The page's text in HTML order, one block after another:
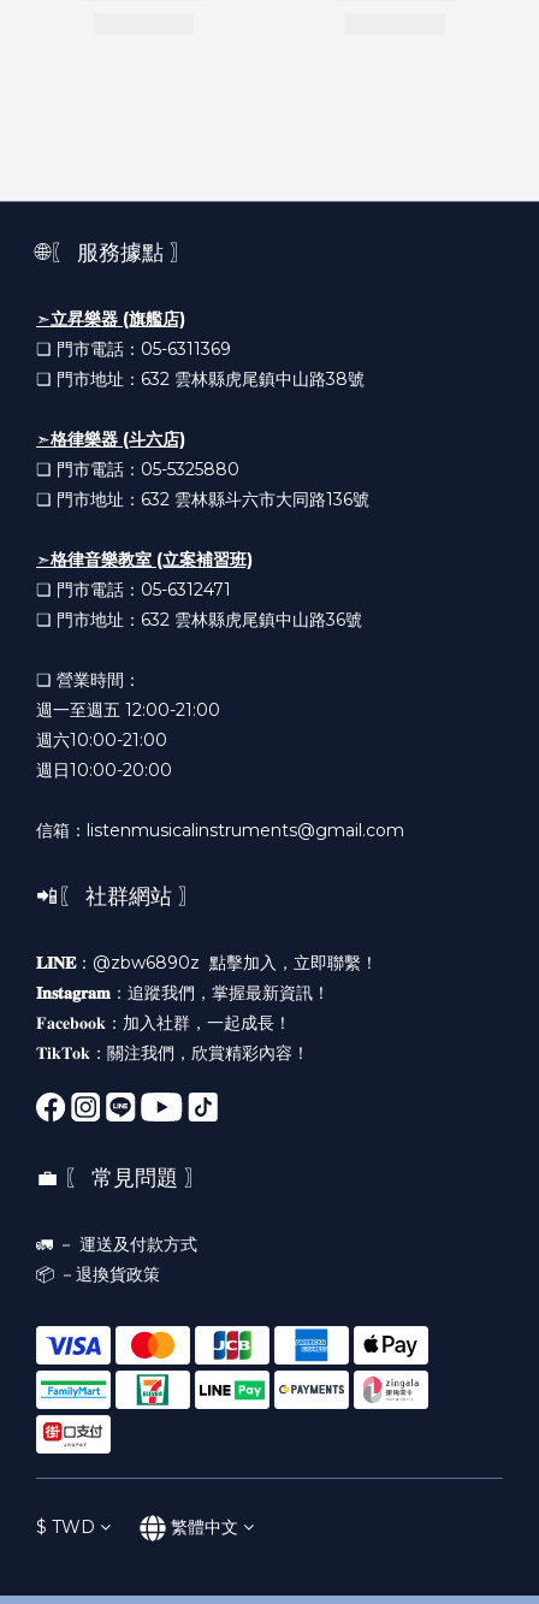
🌐〖 服務據點 〗
➣立昇樂器 (旗艦店)
❏ 門市電話：05-6311369
❏ 門市地址：632 雲林縣虎尾鎮中山路38號
➣格律樂器 (斗六店)
❏ 門市電話：05-5325880
❏ 門市地址：632 雲林縣斗六市大同路136號
➣格律音樂教室 (立案補習班)
❏ 門市電話：05-6312471
❏ 門市地址：632 雲林縣虎尾鎮中山路36號
❏ 營業時間：
週一至週五 12:00-21:00
週六10:00-21:00
週日10:00-20:00
信箱：listenmusicalinstruments@gmail.com
📲〖 社群網站 〗
𝐋𝐈𝐍𝐄：@zbw6890z 點擊加入，立即聯繫！
𝐈𝐧𝐬𝐭𝐚𝐠𝐫𝐚𝐦 ： 追蹤我們，掌握最新資訊！
𝐅𝐚𝐜𝐞𝐛𝐨𝐨𝐤： 加入社群，一起成長！
𝐓𝐢𝐤𝐓𝐨𝐤： 關注我們，欣賞精彩內容！
💼 〖 常見問題 〗
🚛 － 運送及付款方式
📦 － 退換貨政策
$ TWD 繁體中文